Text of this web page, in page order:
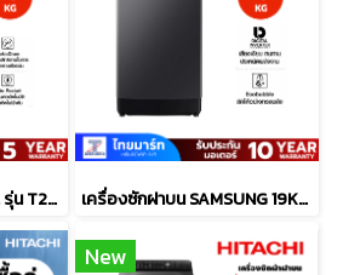
เครื่องซักฝาบน LG 13Kg. รุ่น T2313NBTO เครื่องซักฝาบน SAMSUNG 19Kg. รุ่น WA40F19E7CST
New